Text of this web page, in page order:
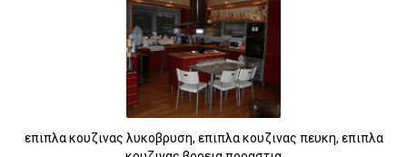
επιπλα κουζινας λυκοβρυση, επιπλα κουζινας πευκη, επιπλα